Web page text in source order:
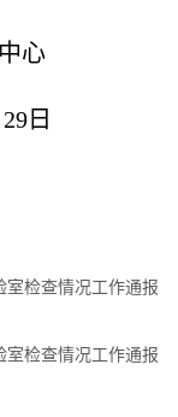
心
29 日
室检查情况工作通报
室检查情况工作通报